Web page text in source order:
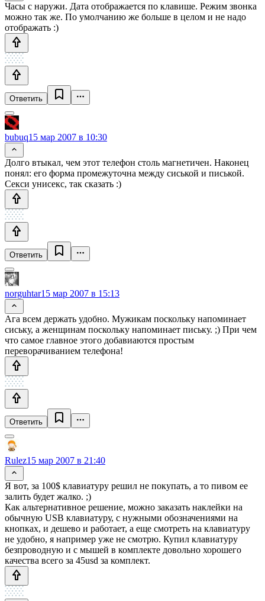
Часы с наружи. Дата отображается по клавише. Режим звонка
можно так же. По умолчанию же больше в целом и не надо
отображать :)
Ответить
bubuq15 мар 2007 в 10:30
Долго втыкал, чем этот телефон столь магнетичен. Наконец
понял: его форма промежуточна между сиськой и писькой.
Секси унисекс, так сказать :)
Ответить
norguhtar15 мар 2007 в 15:13
Ага всем держать удобно. Мужикам поскольку напоминает
сиську, а женщинам поскольку напоминает письку. ;) При чем
что самое главное этого добавиаются простым
переворачиванием телефона!
Ответить
Rulez15 мар 2007 в 21:40
Я вот, за 100$ клавиатуру решил не покупать, а то пивом ее
залить будет жалко. ;)
Как альтернативное решение, можно заказать наклейки на
обычную USB клавиатуру, с нужными обозначениями на
кнопках, и дешево и работает, а еще смотреть на клавиатуру
не удобно, я например уже не смотрю. Купил клавиатуру
безпроводную и с мышей в комплекте довольно хорошего
качества всего за 45usd за комплект.